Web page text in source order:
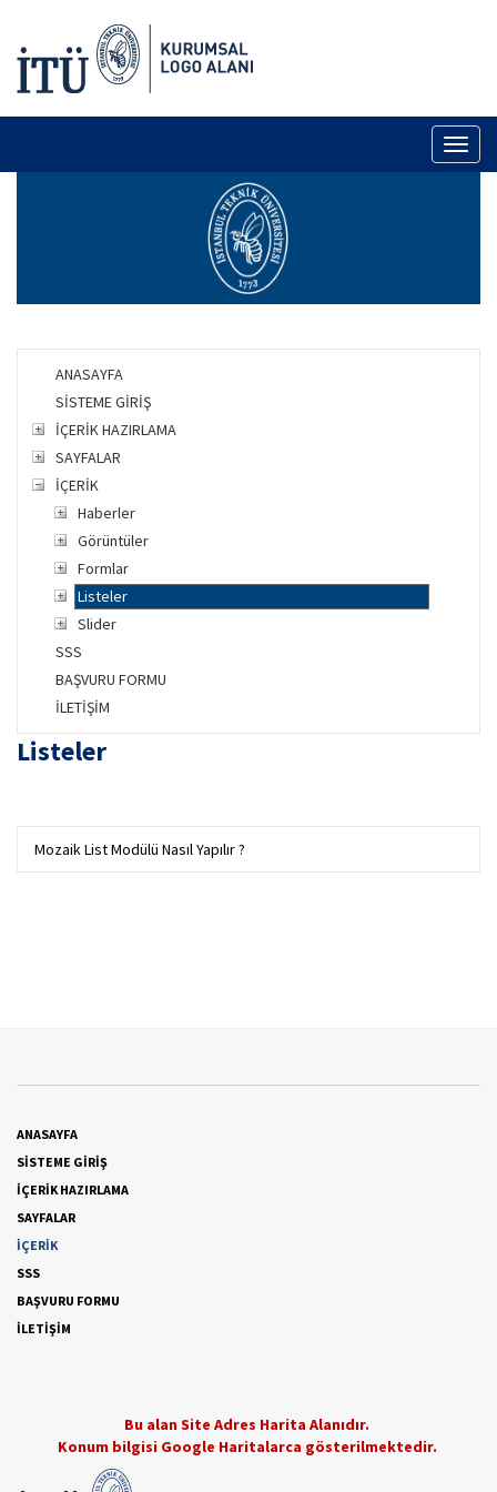
ANASAYFA
SİSTEME GİRİŞ
İÇERİK HAZIRLAMA
SAYFALAR
İÇERİK
Haberler
Görüntüler
Formlar
Listeler
Slider
SSS
BAŞVURU FORMU
İLETİŞİM
Listeler
Mozaik List Modülü Nasıl Yapılır ?
ANASAYFA
SİSTEME GİRİŞ
İÇERİK HAZIRLAMA
SAYFALAR
İÇERİK
SSS
BAŞVURU FORMU
İLETİŞİM
Bu alan Site Adres Harita Alanıdır.
Konum bilgisi Google Haritalarca gösterilmektedir.